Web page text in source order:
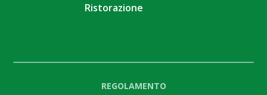
Ristorazione
REGOLAMENTO